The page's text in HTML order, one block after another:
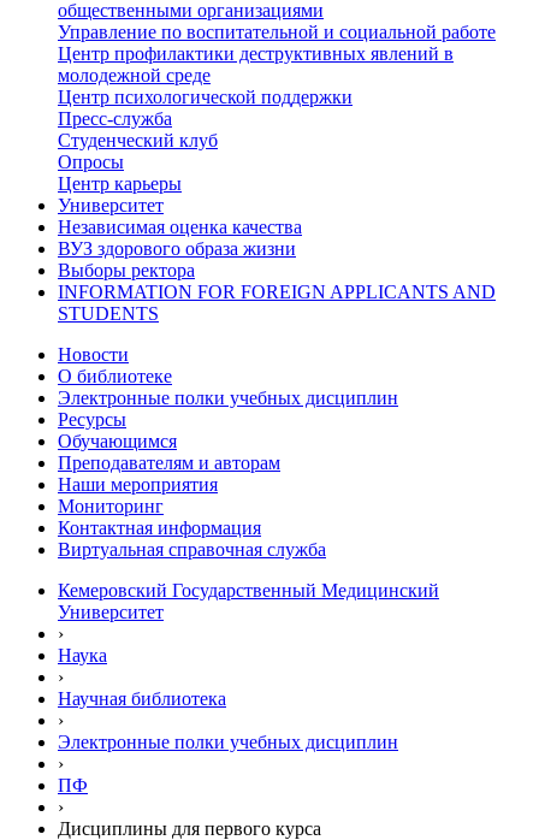
общественными организациями
Управление по воспитательной и социальной работе
Центр профилактики деструктивных явлений в
молодежной среде
Центр психологической поддержки
Пресс-служба
Студенческий клуб
Опросы
Центр карьеры
Университет
Независимая оценка качества
ВУЗ здорового образа жизни
Выборы ректора
INFORMATION FOR FOREIGN APPLICANTS AND
STUDENTS
Новости
О библиотеке
Электронные полки учебных дисциплин
Ресурсы
Обучающимся
Преподавателям и авторам
Наши мероприятия
Мониторинг
Контактная информация
Виртуальная справочная служба
Кемеровский Государственный Медицинский
Университет
›
Наука
›
Научная библиотека
›
Электронные полки учебных диcциплин
›
ПФ
›
Дисциплины для первого курса